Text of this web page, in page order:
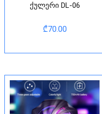
ქულერი DL-06
₾70.00